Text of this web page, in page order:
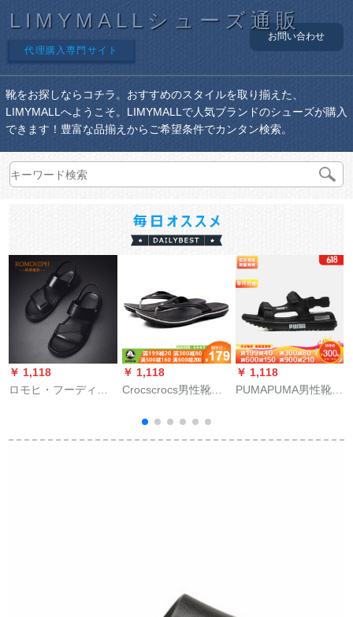
LIMYMALLシューズ通販
代理購入専門サイト
お問い合わせ
靴をお探しならコチラ。おすすめのスタイルを取り揃えた、
LIMYMALLへようこそ。LIMYMALLで人気ブランドのシューズが購入
できます！豊富な品揃えからご希望条件でカンタン検索。
￥ 1,118
ロモヒ・フーディ軽
新作ファンシー・ロ
￥ 1,118
Crocscrocs男性靴女
カラ組カジュアラン
ド20393 11033-001/
￥ 1,118
PUMAPUMA男性靴女
+PUMA白42